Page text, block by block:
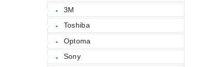
3M
Toshiba
Optoma
Sony